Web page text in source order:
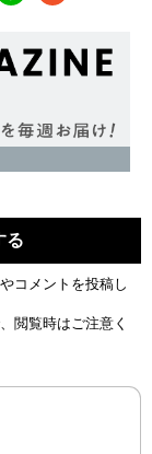
る
コメントを投稿し
閲覧時はご注意く